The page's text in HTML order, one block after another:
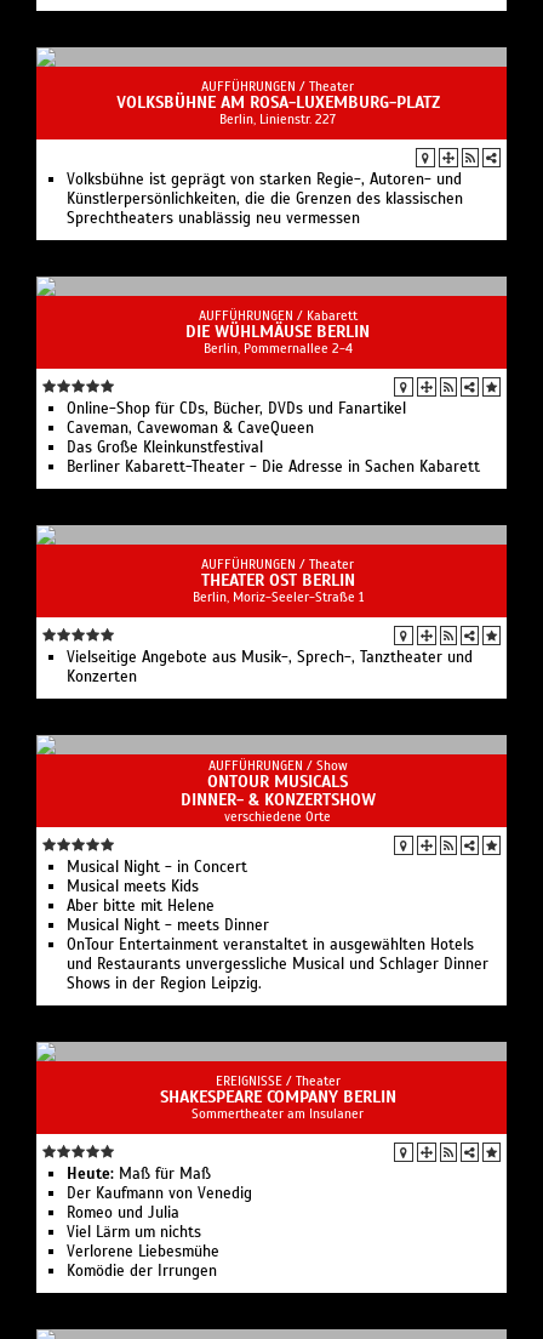
AUFFÜHRUNGEN / Theater
VOLKSBÜHNE AM ROSA-LUXEMBURG-PLATZ
Berlin, Linienstr. 227
Volksbühne ist geprägt von starken Regie-, Autoren- und
Künstlerpersönlichkeiten, die die Grenzen des klassischen
Sprechtheaters unablässig neu vermessen
AUFFÜHRUNGEN / Kabarett
DIE WÜHLMÄUSE BERLIN
Berlin, Pommernallee 2-4
Online-Shop für CDs, Bücher, DVDs und Fanartikel
Caveman, Cavewoman & CaveQueen
Das Große Kleinkunstfestival
Berliner Kabarett-Theater - Die Adresse in Sachen Kabarett
AUFFÜHRUNGEN / Theater
THEATER OST BERLIN
Berlin, Moriz-Seeler-Straße 1
Vielseitige Angebote aus Musik-, Sprech-, Tanztheater und
Konzerten
AUFFÜHRUNGEN / Show
ONTOUR MUSICALS
DINNER- & KONZERTSHOW
verschiedene Orte
Musical Night - in Concert
Musical meets Kids
Aber bitte mit Helene
Musical Night - meets Dinner
OnTour Entertainment veranstaltet in ausgewählten Hotels
und Restaurants unvergessliche Musical und Schlager Dinner
Shows in der Region Leipzig.
EREIGNISSE / Theater
SHAKESPEARE COMPANY BERLIN
Sommertheater am Insulaner
Heute: Maß für Maß
Der Kaufmann von Venedig
Romeo und Julia
Viel Lärm um nichts
Verlorene Liebesmühe
Komödie der Irrungen